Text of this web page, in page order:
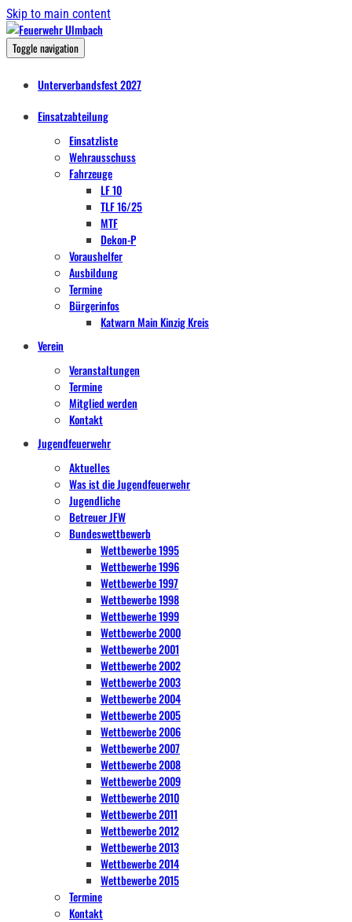
Skip to main content
Toggle navigation
Unterverbandsfest 2027
Einsatzabteilung
Einsatzliste
Wehrausschuss
Fahrzeuge
LF 10
TLF 16/25
MTF
Dekon-P
Voraushelfer
Ausbildung
Termine
Bürgerinfos
Katwarn Main Kinzig Kreis
Verein
Veranstaltungen
Termine
Mitglied werden
Kontakt
Jugendfeuerwehr
Aktuelles
Was ist die Jugendfeuerwehr
Jugendliche
Betreuer JFW
Bundeswettbewerb
Wettbewerbe 1995
Wettbewerbe 1996
Wettbewerbe 1997
Wettbewerbe 1998
Wettbewerbe 1999
Wettbewerbe 2000
Wettbewerbe 2001
Wettbewerbe 2002
Wettbewerbe 2003
Wettbewerbe 2004
Wettbewerbe 2005
Wettbewerbe 2006
Wettbewerbe 2007
Wettbewerbe 2008
Wettbewerbe 2009
Wettbewerbe 2010
Wettbewerbe 2011
Wettbewerbe 2012
Wettbewerbe 2013
Wettbewerbe 2014
Wettbewerbe 2015
Termine
Kontakt